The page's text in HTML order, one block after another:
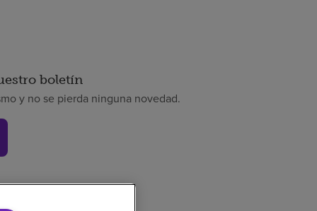
boletín
y no se pierda ninguna novedad.